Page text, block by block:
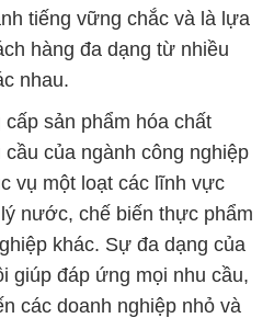
tiếng vững chắc và là lựa
hàng đa dạng từ nhiều
nhau.
sản phẩm hóa chất
của ngành công nghiệp
vụ một loạt các lĩnh vực
nước, chế biến thực phẩm
khác. Sự đa dạng của
giúp đáp ứng mọi nhu cầu,
các doanh nghiệp nhỏ và